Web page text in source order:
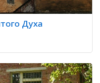
Духа